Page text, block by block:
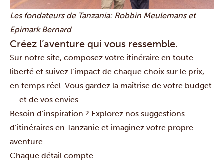
Les fondateurs de Tanzania: Robbin Meulemans et
Epimark Bernard
Créez l’aventure qui vous ressemble.
Sur notre site, composez votre itinéraire en toute
liberté et suivez l’impact de chaque choix sur le prix,
en temps réel. Vous gardez la maîtrise de votre budget
— et de vos envies.
Besoin d’inspiration ? Explorez nos suggestions
d’itinéraires en Tanzanie et imaginez votre propre
aventure.
Chaque détail compte.